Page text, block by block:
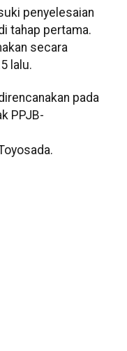
penyelesaian
tahap pertama.
secara
lalu.
pada
PPJB-